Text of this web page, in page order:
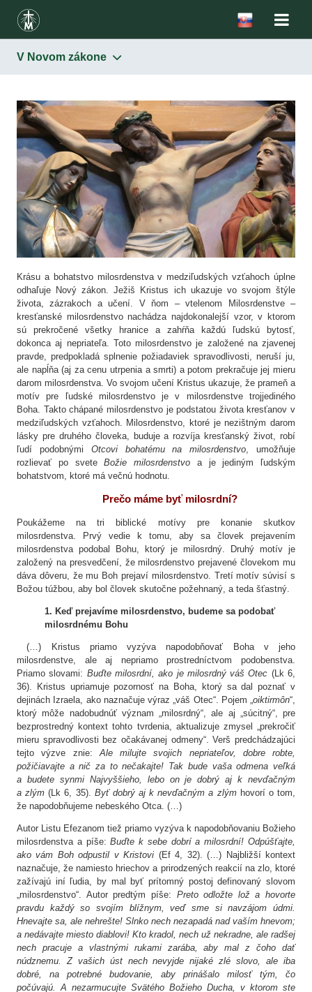
V Novom zákone
V Starom zákone
V Novom zákone
V teológii – morálna hodnota ľudských skutkov
Modely milosrdenstva v histórii
V škole sv. Faustíny a sv. Jána Pavla II.
Krásu a bohatstvo milosrdenstva v medziľudských vzťahoch úplne
odhaľuje Nový zákon. Ježiš Kristus ich ukazuje vo svojom štýle
života, zázrakoch a učení. V ňom – vtelenom Milosrdenstve –
kresťanské milosrdenstvo nachádza najdokonalejší vzor, v ktorom
sú prekročené všetky hranice a zahŕňa každú ľudskú bytosť,
dokonca aj nepriateľa. Toto milosrdenstvo je založené na zjavenej
pravde, predpokladá splnenie požiadaviek spravodlivosti, neruší ju,
ale napĺňa (aj za cenu utrpenia a smrti) a potom prekračuje jej mieru
darom milosrdenstva. Vo svojom učení Kristus ukazuje, že prameň a
motív pre ľudské milosrdenstvo je v milosrdenstve trojjediného
Boha. Takto chápané milosrdenstvo je podstatou života kresťanov v
medziľudských vzťahoch. Milosrdenstvo, ktoré je nezištným darom
lásky pre druhého človeka, buduje a rozvíja kresťanský život, robí
ľudí podobnými Otcovi bohatému na milosrdenstvo, umožňuje
rozlievať po sveteBožie milosrdenstvo a je jediným ľudským
bohatstvom, ktoré má večnú hodnotu.
Prečo máme byť milosrdní?
Poukážeme na tri biblické motívy pre konanie skutkov
milosrdenstva. Prvý vedie k tomu, aby sa človek prejavením
milosrdenstva podobal Bohu, ktorý je milosrdný. Druhý motív je
založený na presvedčení, že milosrdenstvo prejavené človekom mu
dáva dôveru, že mu Boh prejaví milosrdenstvo. Tretí motív súvisí s
Božou túžbou, aby bol človek skutočne požehnaný, a teda šťastný.
1. Keď prejavíme milosrdenstvo, budeme sa podobať
milosrdnému Bohu
(…) Kristus priamo vyzýva napodobňovať Boha v jeho
milosrdenstve, ale aj nepriamo prostredníctvom podobenstva.
Priamo slovami: Buďte milosrdní, ako je milosrdný váš Otec (Lk 6,
36). Kristus upriamuje pozornosť na Boha, ktorý sa dal poznať v
dejinách Izraela, ako naznačuje výraz „váš Otec“. Pojem „oiktirmôn“,
ktorý môže nadobudnúť význam „milosrdný“, ale aj „súcitný“, pre
bezprostredný kontext tohto tvrdenia, aktualizuje zmysel „prekročiť
mieru spravodlivosti bez očakávanej odmeny“. Verš predchádzajúci
tejto výzve znie:Ale milujte svojich nepriateľov, dobre robte,
požičiavajte a nič za to nečakajte! Tak bude vaša odmena veľká
a budete synmi Najvyššieho, lebo on je dobrý aj k nevďačným
a zlým(Lk 6, 35). Byť dobrý aj k nevďačným a zlým hovorí o tom,
že napodobňujeme nebeského Otca. (…)
Autor Listu Efezanom tiež priamo vyzýva k napodobňovaniu Božieho
milosrdenstva a píše:Buďte k sebe dobrí a milosrdní! Odpúšťajte,
ako vám Boh odpustil v Kristovi (Ef 4, 32). (…) Najbližší kontext
naznačuje, že namiesto hriechov a prirodzených reakcií na zlo, ktoré
zažívajú iní ľudia, by mal byť prítomný postoj definovaný slovom
„milosrdenstvo“. Autor predtým píše: Pretoodložte lož a hovorte
pravdu každý so svojím blížnym, veď sme si navzájom údmi.
Hnevajte sa, ale nehrešte! Slnko nech nezapadá nad vaším hnevom;
a nedávajte miesto diablovi! Kto kradol, nech už nekradne, ale radšej
nech pracuje a vlastnými rukami zarába, aby mal z čoho dať
núdznemu. Z vašich úst nech nevyjde nijaké zlé slovo, ale iba
dobré, na potrebné budovanie, aby prinášalo milosť tým, čo
počúvajú. A nezarmucujte Svätého Božieho Ducha, v ktorom ste